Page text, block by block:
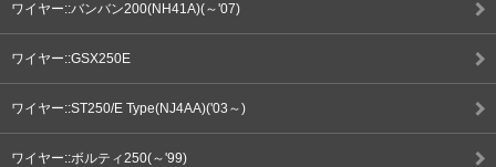
ワイヤー::バンバン200(NH41A)(～'07)
ワイヤー::GSX250E
ワイヤー::ST250/E Type(NJ4AA)('03～)
ワイヤー::ボルティ250(～'99)